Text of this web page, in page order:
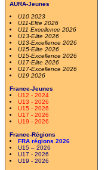
AURA-Jeunes
U10 2023
U11-Elite 2026
U11 Excellence 2026
U13-Elite 2026
U13-Excellence 2026
U15-Elite 2026
U15-Excellence 2026
U17-Elite 2026
U17-Excellence 2026
U19 2026
France-Jeunes
U12 - 2024
U13 - 2026
U15 - 2026
U17 - 2026
U19 - 2026
France-Régions
FRA régions 2026
U15 – 2026
U17 - 2026
U19 - 2026